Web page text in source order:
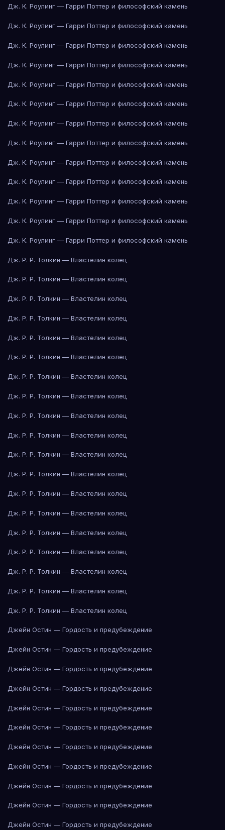
Дж. К. Роулинг — Гарри Поттер и философский камень
Дж. К. Роулинг — Гарри Поттер и философский камень
Дж. К. Роулинг — Гарри Поттер и философский камень
Дж. К. Роулинг — Гарри Поттер и философский камень
Дж. К. Роулинг — Гарри Поттер и философский камень
Дж. К. Роулинг — Гарри Поттер и философский камень
Дж. К. Роулинг — Гарри Поттер и философский камень
Дж. К. Роулинг — Гарри Поттер и философский камень
Дж. К. Роулинг — Гарри Поттер и философский камень
Дж. К. Роулинг — Гарри Поттер и философский камень
Дж. К. Роулинг — Гарри Поттер и философский камень
Дж. К. Роулинг — Гарри Поттер и философский камень
Дж. К. Роулинг — Гарри Поттер и философский камень
Дж. Р. Р. Толкин — Властелин колец
Дж. Р. Р. Толкин — Властелин колец
Дж. Р. Р. Толкин — Властелин колец
Дж. Р. Р. Толкин — Властелин колец
Дж. Р. Р. Толкин — Властелин колец
Дж. Р. Р. Толкин — Властелин колец
Дж. Р. Р. Толкин — Властелин колец
Дж. Р. Р. Толкин — Властелин колец
Дж. Р. Р. Толкин — Властелин колец
Дж. Р. Р. Толкин — Властелин колец
Дж. Р. Р. Толкин — Властелин колец
Дж. Р. Р. Толкин — Властелин колец
Дж. Р. Р. Толкин — Властелин колец
Дж. Р. Р. Толкин — Властелин колец
Дж. Р. Р. Толкин — Властелин колец
Дж. Р. Р. Толкин — Властелин колец
Дж. Р. Р. Толкин — Властелин колец
Дж. Р. Р. Толкин — Властелин колец
Дж. Р. Р. Толкин — Властелин колец
Джейн Остин — Гордость и предубеждение
Джейн Остин — Гордость и предубеждение
Джейн Остин — Гордость и предубеждение
Джейн Остин — Гордость и предубеждение
Джейн Остин — Гордость и предубеждение
Джейн Остин — Гордость и предубеждение
Джейн Остин — Гордость и предубеждение
Джейн Остин — Гордость и предубеждение
Джейн Остин — Гордость и предубеждение
Джейн Остин — Гордость и предубеждение
Джейн Остин — Гордость и предубеждение